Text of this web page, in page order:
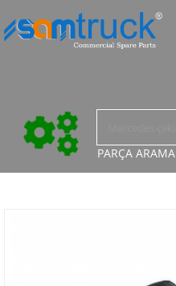
PARÇA ARAMA